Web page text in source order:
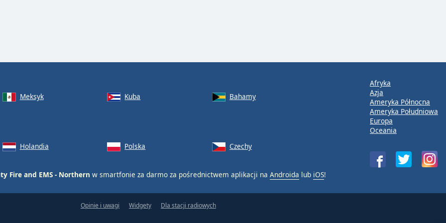
Meksyk Kuba
Bahamy
Holandia Polska Czechy
Fire and EMS - Northern w smartfonie za darmo za pośrednictwem aplikacji na Androida lub iOS!
Afryka
Azja
Ameryka Północna
Ameryka Południowa
Europa
Oceania
Opinie i uwagi Widgety Dla stacji radiowych